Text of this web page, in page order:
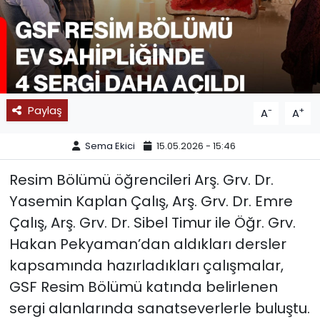
Paylaş A- A+
Sema Ekici 15.05.2026 - 15:46
Resim Bölümü öğrencileri Arş. Grv. Dr.
Yasemin Kaplan Çalış, Arş. Grv. Dr. Emre
Çalış, Arş. Grv. Dr. Sibel Timur ile Öğr. Grv.
Hakan Pekyaman’dan aldıkları dersler
kapsamında hazırladıkları çalışmalar,
GSF Resim Bölümü katında belirlenen
sergi alanlarında sanatseverlerle buluştu.